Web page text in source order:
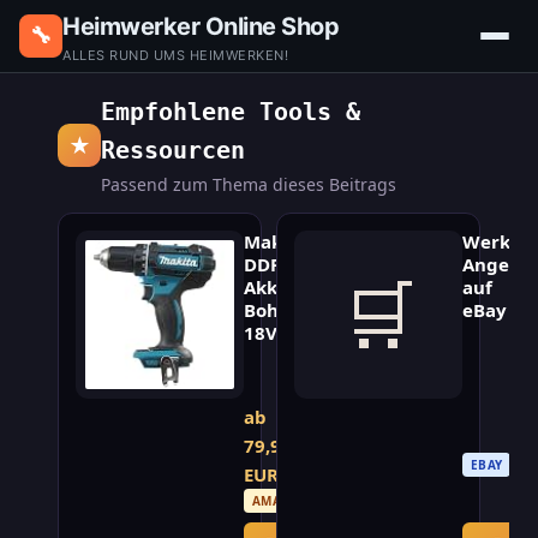
🔧 Heimwerker Online Shop
ALLES RUND UMS HEIMWERKEN!
★
Empfohlene Tools &
Ressourcen
Passend zum Thema dieses Beitrags
Makita
DDF482Z
Akku-
Bohrschrauber
18V
von
Makita,
Solo-
Gerät
ohne
Akku
ab
79,99
EUR
AMAZON
🛒
auf
eBay
finden
–
und
EBAY